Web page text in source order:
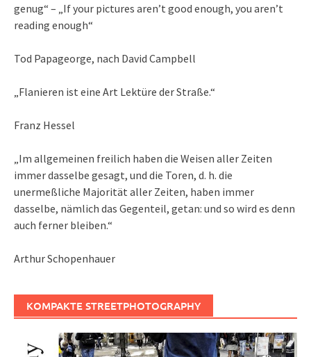
genug“ – „If your pictures aren’t good enough, you aren’t
reading enough“
Tod Papageorge, nach David Campbell
„Flanieren ist eine Art Lektüre der Straße.“
Franz Hessel
„Im allgemeinen freilich haben die Weisen aller Zeiten
immer dasselbe gesagt, und die Toren, d. h. die
unermeßliche Majorität aller Zeiten, haben immer
dasselbe, nämlich das Gegenteil, getan: und so wird es denn
auch ferner bleiben.“
Arthur Schopenhauer
KOMPAKTE STREETPHOTOGRAPHY